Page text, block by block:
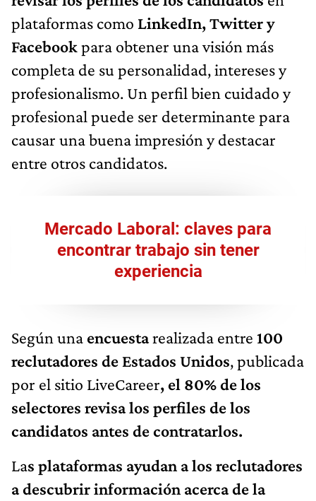
plataformas como LinkedIn, Twitter y
Facebookpara obtener una visión más
completa de su personalidad, intereses y
profesionalismo. Un perfil bien cuidado y
profesional puede ser determinante para
causar una buena impresión y destacar
entre otros candidatos.
Mercado Laboral: claves para
encontrar trabajo sin tener
experiencia
Según una encuestarealizada entre 100
reclutadores de Estados Unidos, publicada
por el sitio LiveCareer, el 80% de los
selectores revisa los perfiles de los
candidatos antes de contratarlos.
Las plataformas ayudan a los reclutadores
a descubrir información acerca de la